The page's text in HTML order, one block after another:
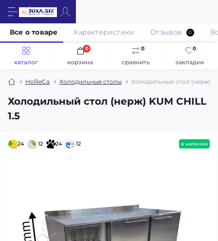
каталог сравнить
0
закладки
0
корзина
0
HoReCa Холодильные столы Холодильный стол (нерж)
Холодильный стол (нерж) KUM CHILL
1.5
Все о товаре Характеристики Отзывов 0
24 12 24 12 в наличии